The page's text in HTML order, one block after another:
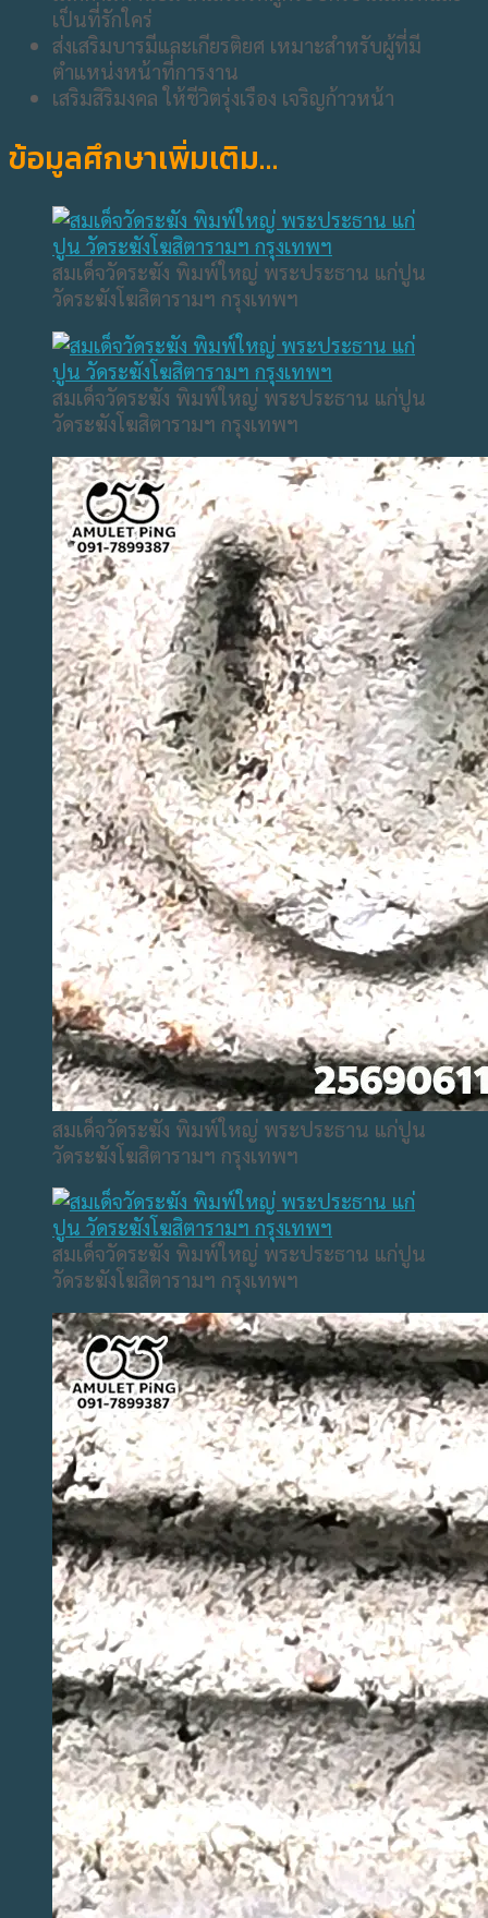
เป็นที่รักใคร่
ส่งเสริมบารมีและเกียรติยศ เหมาะสำหรับผู้ที่มี
ตำแหน่งหน้าที่การงาน
เสริมสิริมงคล ให้ชีวิตรุ่งเรือง เจริญก้าวหน้า
ข้อมูลศึกษาเพิ่มเติม…
สมเด็จวัดระฆัง พิมพ์ใหญ่ พระประธาน แก่ปูน
วัดระฆังโฆสิตารามฯ กรุงเทพฯ
สมเด็จวัดระฆัง พิมพ์ใหญ่ พระประธาน แก่ปูน
วัดระฆังโฆสิตารามฯ กรุงเทพฯ
สมเด็จวัดระฆัง พิมพ์ใหญ่ พระประธาน แก่ปูน
วัดระฆังโฆสิตารามฯ กรุงเทพฯ
สมเด็จวัดระฆัง พิมพ์ใหญ่ พระประธาน แก่ปูน
วัดระฆังโฆสิตารามฯ กรุงเทพฯ